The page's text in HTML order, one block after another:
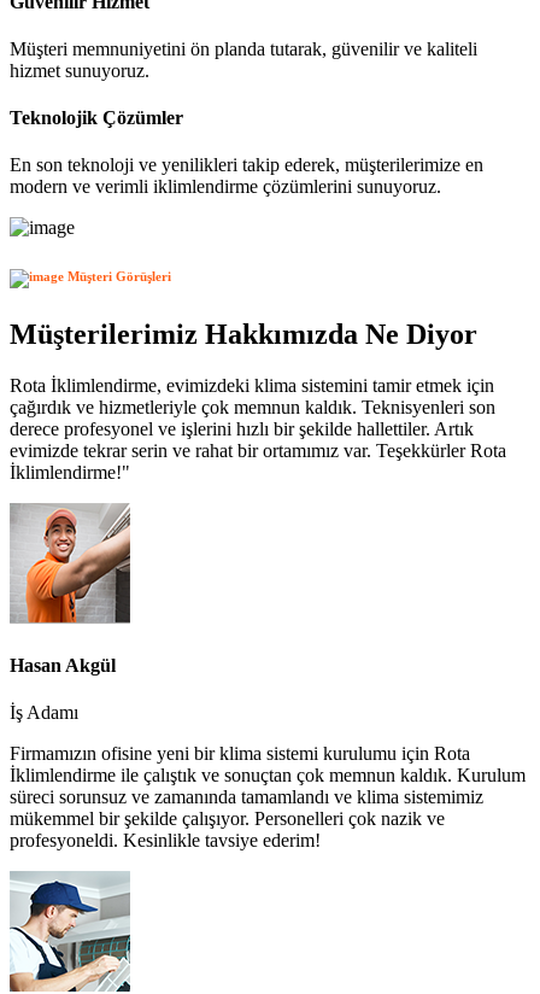
Müşteri memnuniyetini ön planda tutarak, güvenilir ve kaliteli
hizmet sunuyoruz.
Teknolojik Çözümler
En son teknoloji ve yenilikleri takip ederek, müşterilerimize en
modern ve verimli iklimlendirme çözümlerini sunuyoruz.
Müşteri Görüşleri
Müşterilerimiz Hakkımızda Ne Diyor
Rota İklimlendirme, evimizdeki klima sistemini tamir etmek için
çağırdık ve hizmetleriyle çok memnun kaldık. Teknisyenleri son
derece profesyonel ve işlerini hızlı bir şekilde hallettiler. Artık
evimizde tekrar serin ve rahat bir ortamımız var. Teşekkürler Rota
İklimlendirme!"
Hasan Akgül
İş Adamı
Firmamızın ofisine yeni bir klima sistemi kurulumu için Rota
İklimlendirme ile çalıştık ve sonuçtan çok memnun kaldık. Kurulum
süreci sorunsuz ve zamanında tamamlandı ve klima sistemimiz
mükemmel bir şekilde çalışıyor. Personelleri çok nazik ve
profesyoneldi. Kesinlikle tavsiye ederim!